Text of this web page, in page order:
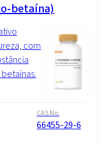
betaína)
com
CAS No.
66455-29-6